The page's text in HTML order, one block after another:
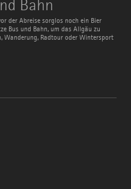
Bahn
der Abreise sorglos noch ein Bier
Bus und Bahn, um das Allgäu zu
Wanderung, Radtour oder Wintersport